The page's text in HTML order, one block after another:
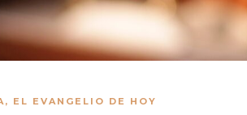
, EL EVANGELIO DE HOY